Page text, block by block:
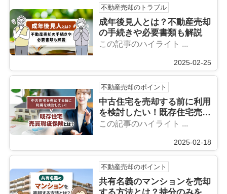
不動産売却のトラブル
成年後見人とは？不動産売却
の手続きや必要書類も解説
この記事のハイライト ...
2025-02-25
不動産売却のポイント
中古住宅を売却する前に利用
を検討したい！既存住宅売買
瑕疵保険とは？
この記事のハイライト ...
2025-02-18
不動産売却のポイント
共有名義のマンションを売却